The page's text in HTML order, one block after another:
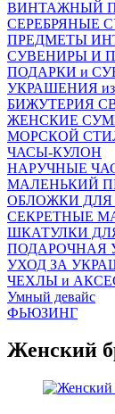
ВИНТАЖНЫЙ
СЕРЕБРЯНЫЕ
ПРЕДМЕТЫ
СУВЕНИРЫ И
ПОДАРКИ и
УКРАШЕНИЯ
БИЖУТЕРИЯ
ЖЕНСКИЕ
МОРСКОЙ
ЧАСЫ-КУЛОН
НАРУЧНЫЕ
МАЛЕНЬКИЙ
ОБЛОЖКИ
СЕКРЕТНЫЕ
ШКАТУЛКИ
ПОДАРОЧНАЯ
УХОД ЗА
ЧEХЛЫ и
Умный девайс
ФЬЮЗИНГ
Женский